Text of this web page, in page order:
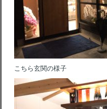
こちら玄関の様子